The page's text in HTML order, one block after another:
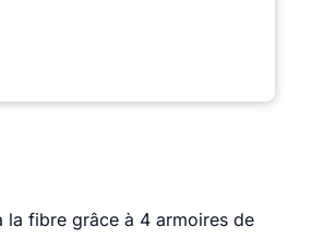
fibre grâce à 4 armoires de